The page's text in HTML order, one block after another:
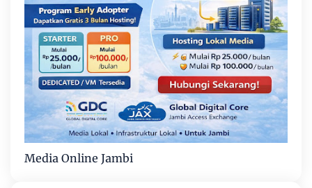
Media Online Jambi